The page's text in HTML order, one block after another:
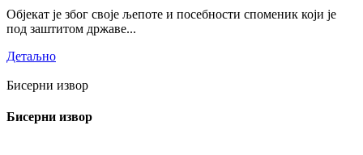
Објекат је због своје љепоте и посебности споменик који је
под заштитом државе...
Детаљно
Бисерни извор
Бисерни извор